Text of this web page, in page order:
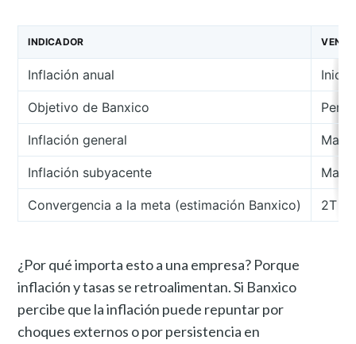
INDICADOR
Inflación anual
Objetivo de Banxico
Inflación general
Inflación subyacente
Convergencia a la meta (estimación Banxico) 2T
¿Por qué importa esto a una empresa? Porque
inflación y tasas se retroalimentan. Si Banxico
percibe que la inflación puede repuntar por
choques externos o por persistencia en